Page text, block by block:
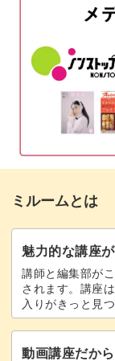
生地をカット
接着芯をカ
生地の周り
くるみボタ
フェルトと
プラスチッ
プラスチック
ブローチピ
パーツを貼り
完成♪
ミルームとは
魅力的な講座
講師と編集部が
されます。講座
入りがきっと見つ
動画講座だか